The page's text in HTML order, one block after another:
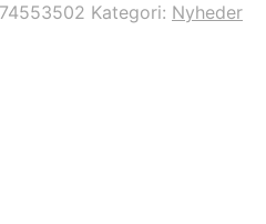
Kategori: Nyheder